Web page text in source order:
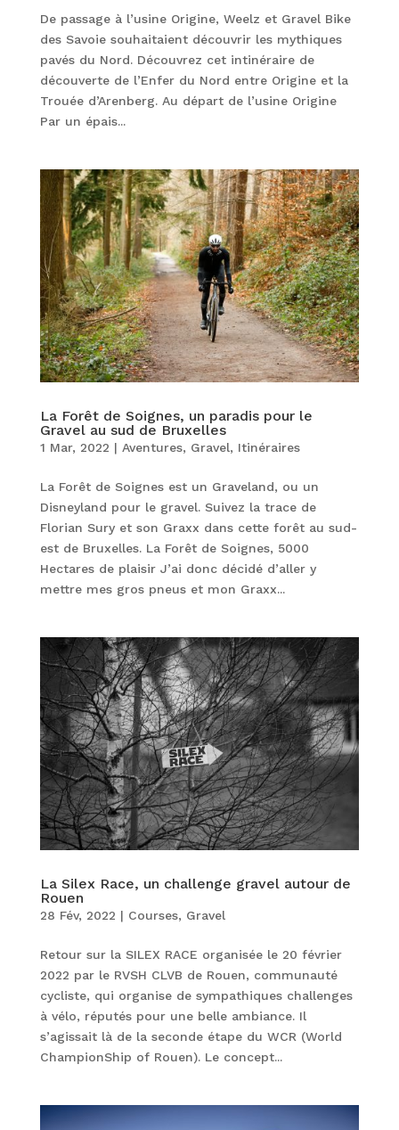
De passage à l’usine Origine, Weelz et Gravel Bike
des Savoie souhaitaient découvrir les mythiques
pavés du Nord. Découvrez cet intinéraire de
découverte de l’Enfer du Nord entre Origine et la
Trouée d’Arenberg. Au départ de l’usine Origine
Par un épais...
La Forêt de Soignes, un paradis pour le
Gravel au sud de Bruxelles
1 Mar, 2022 | Aventures, Gravel, Itinéraires
La Forêt de Soignes est un Graveland, ou un
Disneyland pour le gravel. Suivez la trace de
Florian Sury et son Graxx dans cette forêt au sud-
est de Bruxelles. La Forêt de Soignes, 5000
Hectares de plaisir J’ai donc décidé d’aller y
mettre mes gros pneus et mon Graxx...
La Silex Race, un challenge gravel autour de
Rouen
28 Fév, 2022 | Courses, Gravel
Retour sur la SILEX RACE organisée le 20 février
2022 par le RVSH CLVB de Rouen, communauté
cycliste, qui organise de sympathiques challenges
à vélo, réputés pour une belle ambiance. Il
s’agissait là de la seconde étape du WCR (World
ChampionShip of Rouen). Le concept...